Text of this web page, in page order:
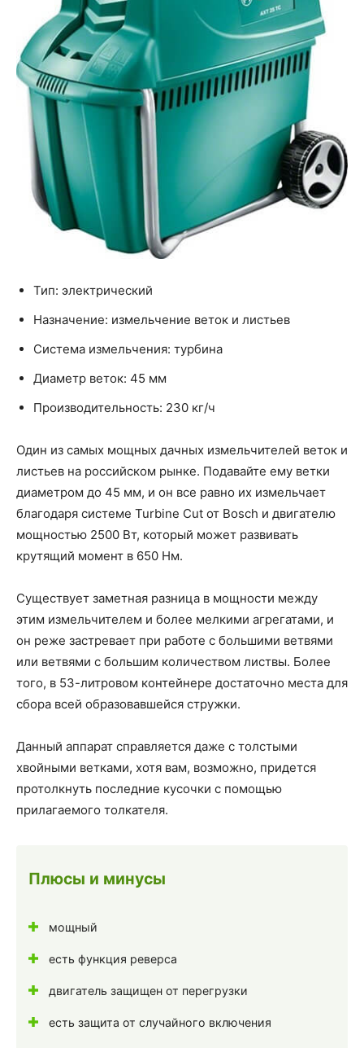
Тип: электрический
Назначение: измельчение веток и листьев
Система измельчения: турбина
Диаметр веток: 45 мм
Производительность: 230 кг/ч
Один из самых мощных дачных измельчителей веток и
листьев на российском рынке. Подавайте ему ветки
диаметром до 45 мм, и он все равно их измельчает
благодаря системе Turbine Cut от Bosch и двигателю
мощностью 2500 Вт, который может развивать
крутящий момент в 650 Нм.
Существует заметная разница в мощности между
этим измельчителем и более мелкими агрегатами, и
он реже застревает при работе с большими ветвями
или ветвями с большим количеством листвы. Более
того, в 53-литровом контейнере достаточно места для
сбора всей образовавшейся стружки.
Данный аппарат справляется даже с толстыми
хвойными ветками, хотя вам, возможно, придется
протолкнуть последние кусочки с помощью
прилагаемого толкателя.
Плюсы и минусы
мощный
есть функция реверса
двигатель защищен от перегрузки
есть защита от случайного включения